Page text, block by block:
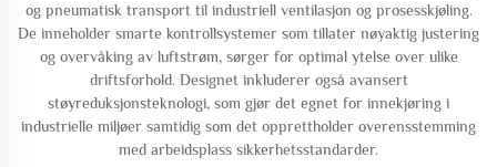
og pneumatisk transport til industriell ventilasjon og prosesskjøling.
De inneholder smarte kontrollsystemer som tillater nøyaktig justering
og overvåking av luftstrøm, sørger for optimal ytelse over ulike
driftsforhold. Designet inkluderer også avansert
støyreduksjonsteknologi, som gjør det egnet for innekjøring i
industrielle miljøer samtidig som det opprettholder overensstemming
med arbeidsplass sikkerhetsstandarder.